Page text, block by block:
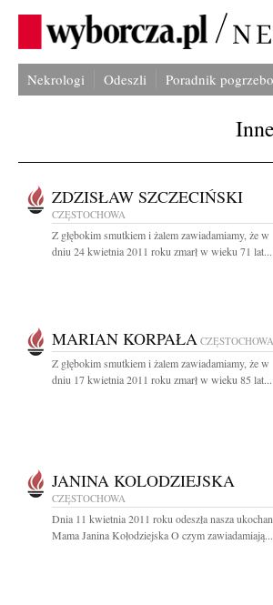
Nekrologi Odeszli Poradnik
ZDZISŁAW SZCZECIŃSKI
CZĘSTOCHOWA
Z głębokim smutkiem i żalem zawiadamiamy, że w
dniu 24 kwietnia 2011 roku zmarł w wieku 71 lat...
MARIAN KORPAŁA CZĘSTOCHOWA
Z głębokim smutkiem i żalem zawiadamiamy, że w
dniu 17 kwietnia 2011 roku zmarł w wieku 85 lat...
JANINA KOLODZIEJSKA
CZĘSTOCHOWA
Dnia 11 kwietnia 2011 roku odeszła nasza
Mama Janina Kołodziejska O czym zawiadamiają...